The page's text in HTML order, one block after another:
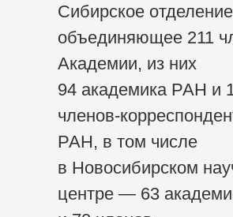
Сибирское
объединяющее 211
Академии, из них
94 академика РАН и
членов-
РАН, в том числе
в Новосибирском
центре — 63